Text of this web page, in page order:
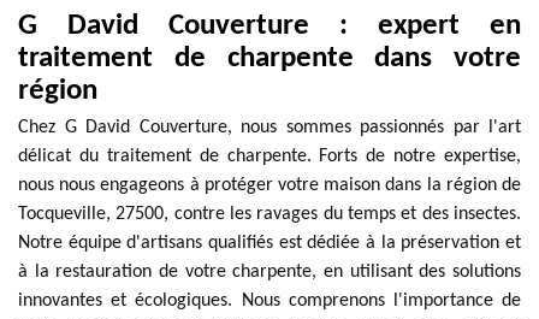
G David Couverture : expert en
traitement de charpente dans votre
région
Chez G David Couverture, nous sommes passionnés par l'art
délicat du traitement de charpente. Forts de notre expertise,
nous nous engageons à protéger votre maison dans la région de
Tocqueville, 27500, contre les ravages du temps et des insectes.
Notre équipe d'artisans qualifiés est dédiée à la préservation et
à la restauration de votre charpente, en utilisant des solutions
innovantes et écologiques. Nous comprenons l'importance de